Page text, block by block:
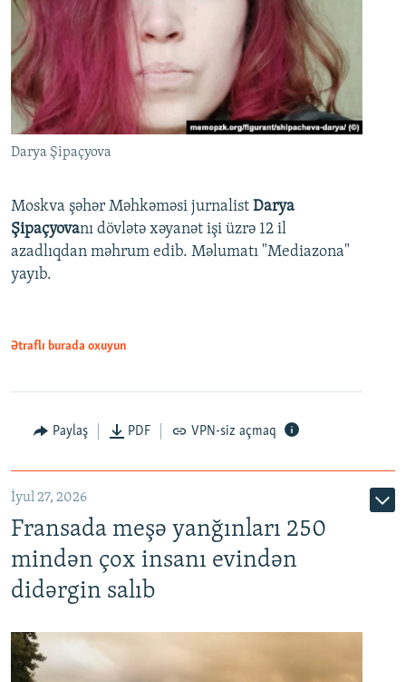
Darya Şipaçyova
Moskva şəhər Məhkəməsi jurnalist Darya
Şipaçyovanı dövlətə xəyanət işi üzrə 12 il
azadlıqdan məhrum edib. Məlumatı "Mediazona"
yayıb.
Ətraflı burada oxuyun
Paylaş PDF VPN-siz açmaq
İyul 27, 2026
Fransada meşə yanğınları 250
mindən çox insanı evindən
didərgin salıb